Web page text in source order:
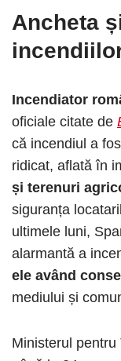
Ancheta
Incendiator
oficiale citate de
că incendiul a
ridicat, aflată în
și terenuri
siguranța
ultimele luni,
alarmantă a
ele având
mediului și
Ministerul